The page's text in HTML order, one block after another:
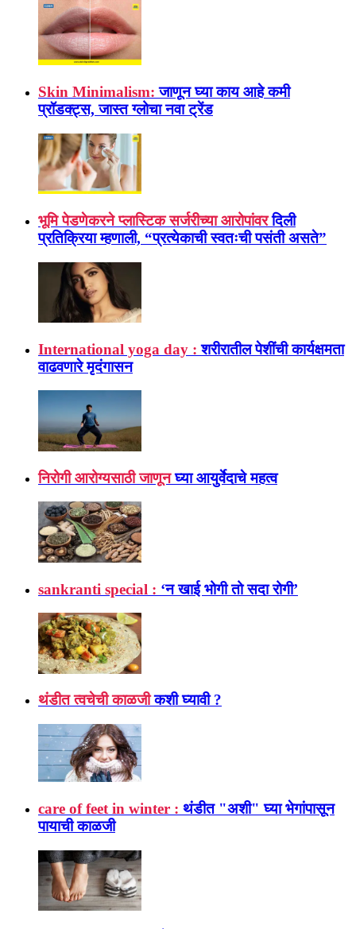
Skin Minimalism: जाणून घ्या काय आहे कमी
प्रॉडक्ट्स, जास्त ग्लोचा नवा ट्रेंड
भूमि पेडणेकरने प्लास्टिक सर्जरीच्या आरोपांवर दिली
प्रतिक्रिया म्हणाली, “प्रत्येकाची स्वतःची पसंती असते”
International yoga day : शरीरातील पेशींची कार्यक्षमता
वाढवणारे मृदंगासन
निरोगी आरोग्यसाठी जाणून घ्या आयुर्वेदाचे महत्व
sankranti special : ‘न खाई भोगी तो सदा रोगी’
थंडीत त्वचेची काळजी कशी घ्यावी ?
care of feet in winter : थंडीत "अशी" घ्या भेगांपासून
पायाची काळजी